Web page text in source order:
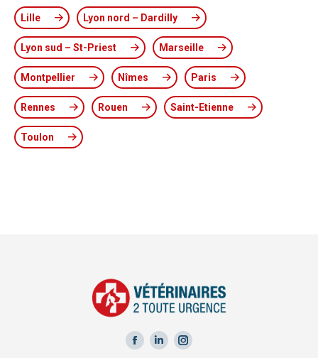
Lille Lyon nord – Dardilly
Lyon sud – St-Priest Marseille
Montpellier Nîmes Paris
Rennes Rouen Saint-Etienne
Toulon
Facebook
LinkedInInstagram